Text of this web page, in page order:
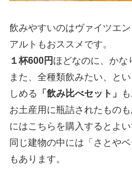
飲みやすいのはヴァイツエ
アルトもおススメです。
１杯600円 ほどなのに、かな
また、全種類飲みたい、と
しめる
「飲み比べセット」
お土産用に瓶詰されたもの
にはこちらを購入するとよい
同じ建物の中には「さとや
もあります。